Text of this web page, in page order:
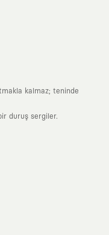
kalmaz; teninde
duruş sergiler.